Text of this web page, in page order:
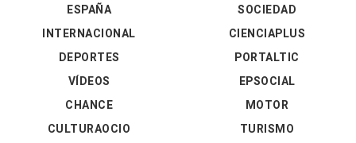
ESPAÑA
INTERNACIONAL
DEPORTES
VÍDEOS
SOCIEDAD
CIENCIAPLUS
PORTALTIC
EPSOCIAL
CHANCE
CULTURAOCIO
MOTOR
TURISMO